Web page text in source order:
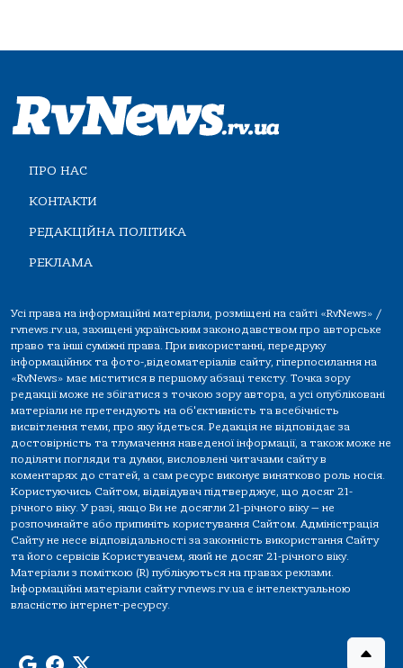
ПРО НАС
КОНТАКТИ
РЕДАКЦІЙНА ПОЛІТИКА
РЕКЛАМА
Усі права на інформаційні матеріали, розміщені на сайті «RvNews» /
rvnews.rv.ua, захищені українським законодавством про авторське
право та інші суміжні права. При використанні, передруку
інформаційних та фото-,відеоматеріалів сайту, гіперпосилання на
«RvNews» має міститися в першому абзаці тексту. Точка зору
редакції може не збігатися з точкою зору автора, а усі опубліковані
матеріали не претендують на об'єктивність та всебічність
висвітлення теми, про яку йдеться. Редакція не відповідає за
достовірність та тлумачення наведеної інформації, а також може не
поділяти погляди та думки, висловлені читачами сайту в
коментарях до статей, а сам ресурс виконує винятково роль носія.
Користуючись Сайтом, відвідувач підтверджує, що досяг 21-
річного віку. У разі, якщо Ви не досягли 21-річного віку — не
розпочинайте або припиніть користування Сайтом. Адміністрація
Сайту не несе відповідальності за законність використання Сайту
та його сервісів Користувачем, який не досяг 21-річного віку.
Матеріали з поміткою (R) публікуються на правах реклами.
Інформаційні матеріали сайту rvnews.rv.ua є інтелектуальною
власністю інтернет-ресурсу.